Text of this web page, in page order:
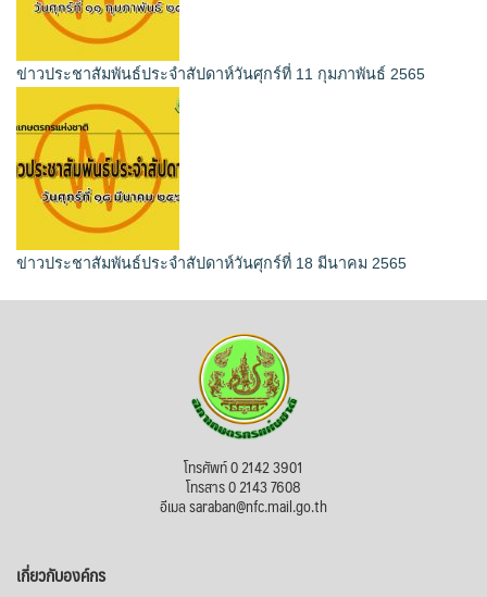
ข่าวประชาสัมพันธ์ประจำสัปดาห์วันศุกร์ที่ 11 กุมภาพันธ์ 2565
ข่าวประชาสัมพันธ์ประจำสัปดาห์วันศุกร์ที่ 18 มีนาคม 2565
โทรศัพท์ 0 2142 3901
โทรสาร 0 2143 7608
อีเมล saraban@nfc.mail.go.th
เกี่ยวกับองค์กร